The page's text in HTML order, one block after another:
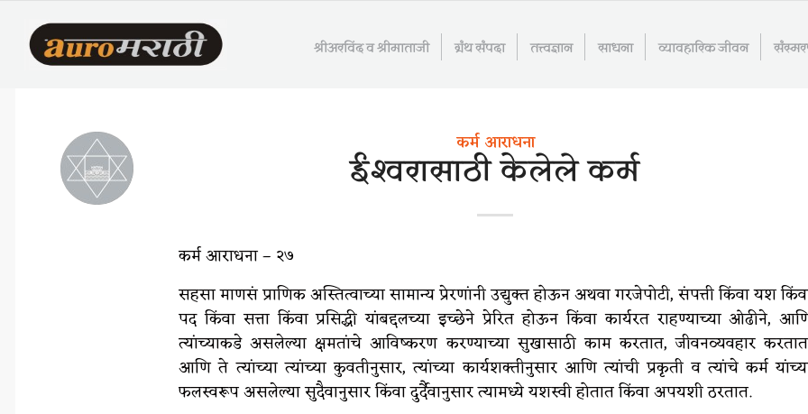
श्रीअरविंद व श्रीमाताजी ग्रंथ संपदा तत्त्वज्ञान साधना व्यावहारिक जीवन
कर्म आराधना
ईश्वरासाठी केलेले कर्म
कर्म आराधना – २७
सहसा माणसं प्राणिक अस्तित्वाच्या सामान्य प्रेरणांनी उद्युक्त होऊन अथवा गरजेपोटी, संपत्ती किंवा यश
पद किंवा सत्ता किंवा प्रसिद्धी यांबद्दलच्या इच्छेने प्रेरित होऊन किंवा कार्यरत राहण्याच्या ओढीने,
त्यांच्याकडे असलेल्या क्षमतांचे आविष्करण करण्याच्या सुखासाठी काम करतात, जीवनव्यवहार
आणि ते त्यांच्या त्यांच्या कुवतीनुसार, त्यांच्या कार्यशक्तीनुसार आणि त्यांची प्रकृती व त्यांचे कर्म
फलस्वरूप असलेल्या सुदैवानुसार किंवा दुर्दैवानुसार त्यामध्ये यशस्वी होतात किंवा अपयशी ठरतात.